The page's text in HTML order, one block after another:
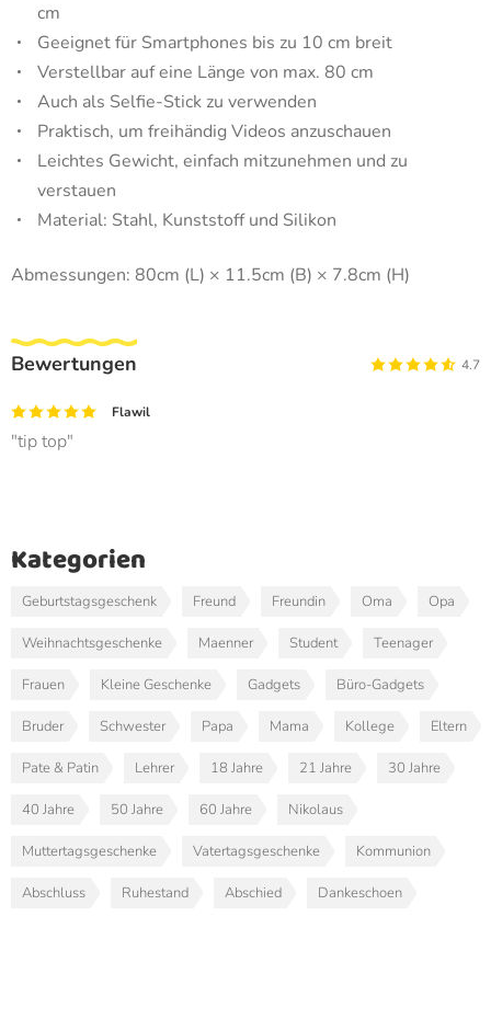
Kategorien
Geburtstagsgeschenk Freund Freundin Oma Opa
Weihnachtsgeschenke Maenner Student Teenager
Frauen Kleine Geschenke Gadgets Büro-Gadgets
Bruder Schwester Papa Mama Kollege Eltern
Pate & Patin Lehrer 18 Jahre 21 Jahre 30 Jahre
40 Jahre 50 Jahre 60 Jahre Nikolaus
Muttertagsgeschenke Vatertagsgeschenke Kommunion
Abschluss Ruhestand Abschied Dankeschoen
cm
Geeignet für Smartphones bis zu 10 cm breit
Verstellbar auf eine Länge von max. 80 cm
Auch als Selfie-Stick zu verwenden
Praktisch, um freihändig Videos anzuschauen
Leichtes Gewicht, einfach mitzunehmen und zu
verstauen
Material: Stahl, Kunststoff und Silikon
Abmessungen: 80cm (L) × 11.5cm (B) × 7.8cm (H)
Bewertungen 4.7
Flawil
tip top